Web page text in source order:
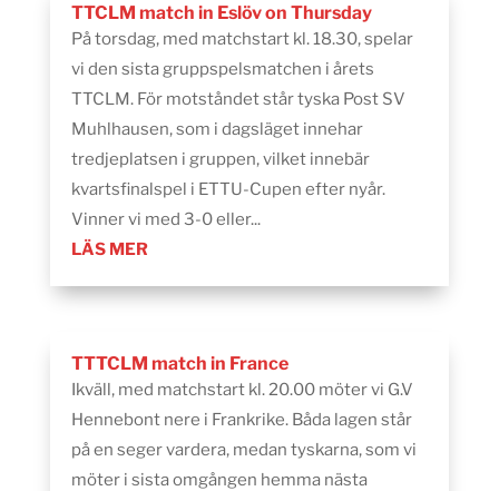
TTCLM match in Eslöv on Thursday
På torsdag, med matchstart kl. 18.30, spelar
vi den sista gruppspelsmatchen i årets
TTCLM. För motståndet står tyska Post SV
Muhlhausen, som i dagsläget innehar
tredjeplatsen i gruppen, vilket innebär
kvartsfinalspel i ETTU-Cupen efter nyår.
Vinner vi med 3-0 eller...
LÄS MER
TTTCLM match in France
Ikväll, med matchstart kl. 20.00 möter vi G.V
Hennebont nere i Frankrike. Båda lagen står
på en seger vardera, medan tyskarna, som vi
möter i sista omgången hemma nästa